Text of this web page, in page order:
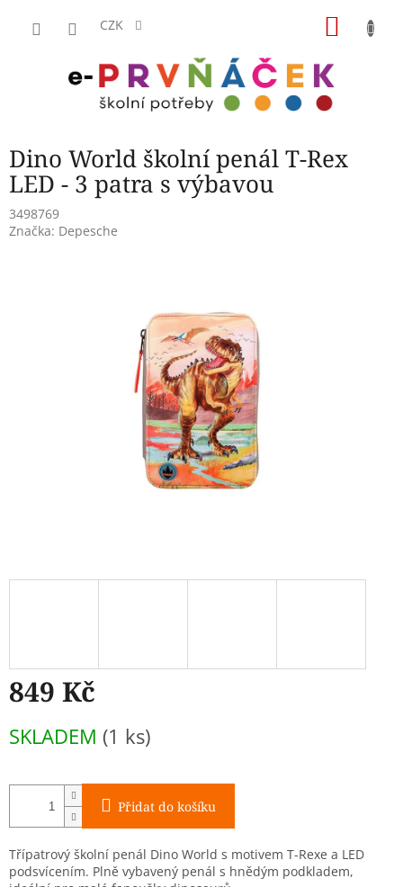
CZK
Dino World školní penál T-Rex
LED - 3 patra s výbavou
3498769
Značka: Depesche
849 Kč
cena:
SKLADEM (1 ks)
Přidat do košíku
Třípatrový školní penál Dino World s motivem T-Rexe a LED
podsvícením. Plně vybavený penál s hnědým podkladem,